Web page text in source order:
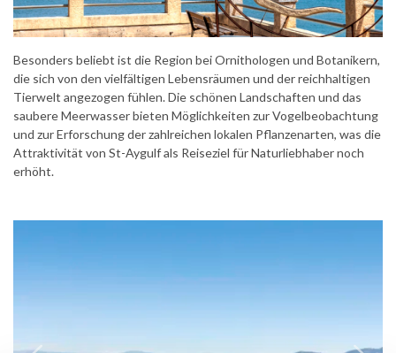
Besonders beliebt ist die Region bei Ornithologen und Botanikern,
die sich von den vielfältigen Lebensräumen und der reichhaltigen
Tierwelt angezogen fühlen. Die schönen Landschaften und das
saubere Meerwasser bieten Möglichkeiten zur Vogelbeobachtung
und zur Erforschung der zahlreichen lokalen Pflanzenarten, was die
Attraktivität von St-Aygulf als Reiseziel für Naturliebhaber noch
erhöht.